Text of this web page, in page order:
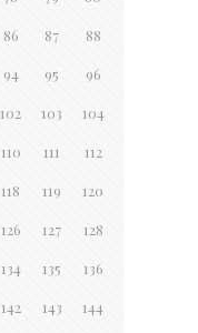
86 87 88
94 95 96
102 103 104
110 111 112
118 119 120
126 127 128
134 135 136
142 143 144